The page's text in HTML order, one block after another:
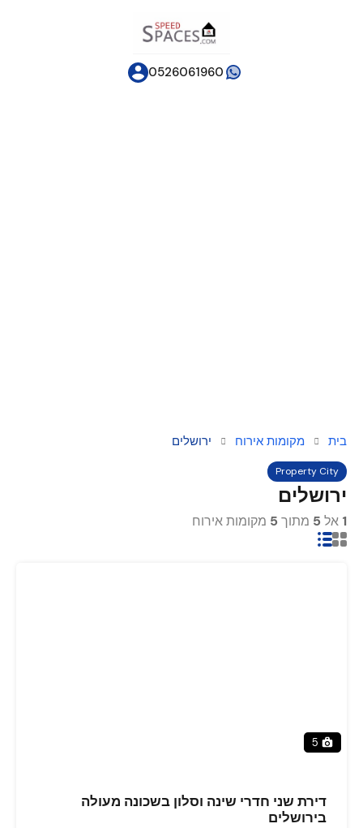
0526061960
בית מקומות אירוח ירושלים
Property City
ירושלים
1 אל 5 מתוך 5 מקומות אירוח
5
דירת שני חדרי שינה וסלון בשכונה מעולה
בירושלים